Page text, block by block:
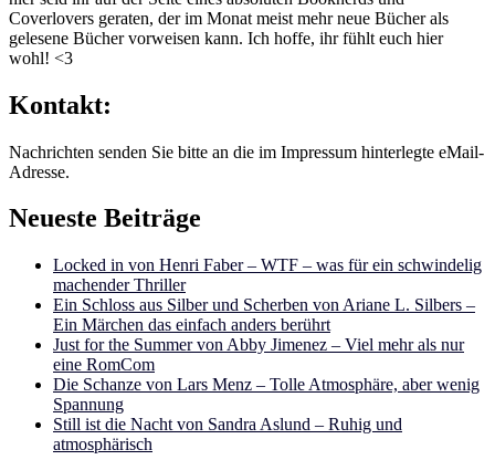
Coverlovers geraten, der im Monat meist mehr neue Bücher als
gelesene Bücher vorweisen kann. Ich hoffe, ihr fühlt euch hier
wohl! <3
Kontakt:
Nachrichten senden Sie bitte an die im Impressum hinterlegte eMail-
Adresse.
Neueste Beiträge
Locked in von Henri Faber – WTF – was für ein schwindelig
machender Thriller
Ein Schloss aus Silber und Scherben von Ariane L. Silbers –
Ein Märchen das einfach anders berührt
Just for the Summer von Abby Jimenez – Viel mehr als nur
eine RomCom
Die Schanze von Lars Menz – Tolle Atmosphäre, aber wenig
Spannung
Still ist die Nacht von Sandra Aslund – Ruhig und
atmosphärisch